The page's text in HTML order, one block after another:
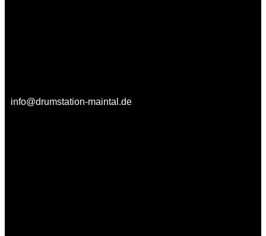
info@drumstation-maintal.de